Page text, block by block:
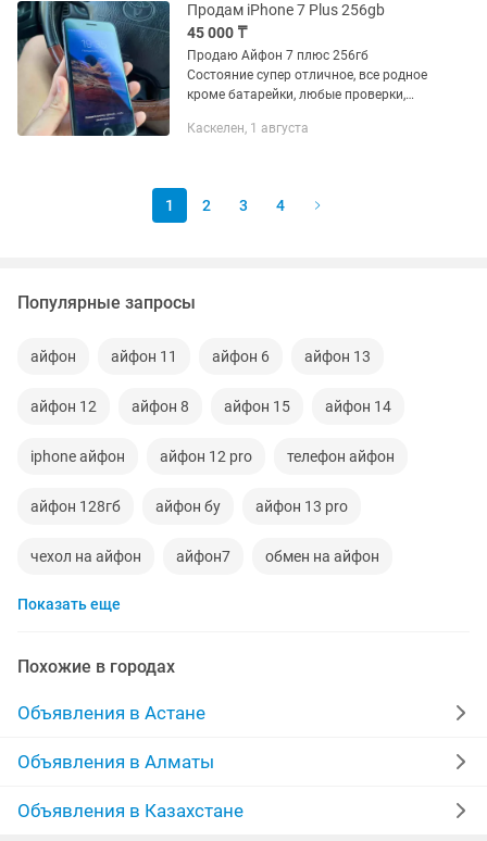
Продам iPhone 7 Plus 256gb
45 000 ₸
Продаю Айфон 7 плюс 256гб
Состояние супер отличное, все родное
кроме батарейки, любые проверки,
комплекте сам Телефон, айос 15.8
Каскелен, 1 августа
1 2 3 4
Популярные запросы
айфон айфон 11 айфон 6 айфон 13
айфон 12 айфон 8 айфон 15 айфон 14
iphone айфон айфон 12 pro телефон айфон
айфон 128гб айфон бу айфон 13 pro
чехол на айфон айфон7 обмен на айфон
apple айфон
Показать еще
Похожие в городах
Объявления в Астане
Объявления в Алматы
Объявления в Казахстане